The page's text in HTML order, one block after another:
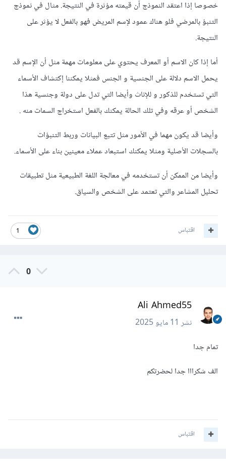
خصوصا إذا اعتقد النموذج أن قيمته مؤثرة في النتيجة. مثال في نموذج
التنبؤ بالمرضي فلو هناك عمود لإسم المريض فهو بالفعل لا يؤثر على
النتيجة.
أما إذا كان الاسم أو المعرف يحتوي على معلومات مهمة مثل أن الإسم قد
يحمل الاسم دلالة على الجنسية و الجنس فمثلا يمكننا إكتشاف الأسماء
التي تستخدم للذكور و للإناث وأيضا التي تدل على دولة وجنسية هذا
الشخص أو عرقه وفي تلك الحالة يمكنك بالفعل استخراج السمات منه .
وأيضا قد يكون مهما في الأمور مثل تتبع البيانات وربط التنبؤات
بالسجلات الأصلية ومثلا يمكنك استبعاد عملاء معينين بناء على الأسماء.
وأيضا من الممكن أن تستخدمه في معالجة اللغة الطبيعية مثل تطبيقات
تحليل المشاعر والتي تعتمد على الشخص والسياق.
1 اقتباس
0
Ali Ahmed55
نشر11 مايو 2025
تمام جدا
الف شكرااا جدا لحضرتكم
اقتباس